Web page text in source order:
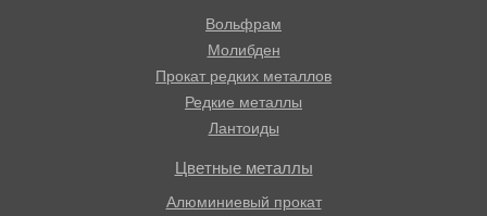
Вольфрам
Молибден
Прокат редких металлов
Редкие металлы
Лантоиды
Цветные металлы
Алюминиевый прокат